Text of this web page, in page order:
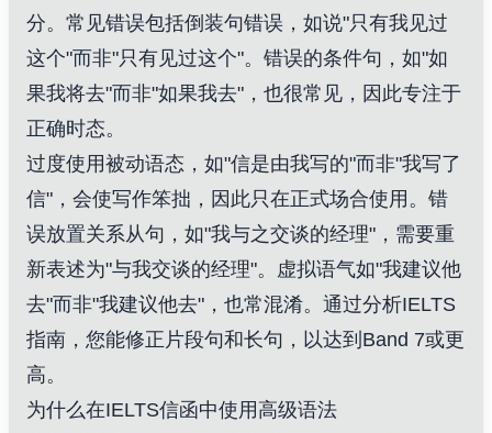
分。常见错误包括倒装句错误，如说"只有我见过
这个"而非"只有见过这个"。错误的条件句，如"如
果我将去"而非"如果我去"，也很常见，因此专注于
正确时态。
过度使用被动语态，如"信是由我写的"而非"我写了
信"，会使写作笨拙，因此只在正式场合使用。错
误放置关系从句，如"我与之交谈的经理"，需要重
新表述为"与我交谈的经理"。虚拟语气如"我建议他
去"而非"我建议他去"，也常混淆。通过分析IELTS
指南，您能修正片段句和长句，以达到Band 7或更
高。
为什么在IELTS信函中使用高级语法